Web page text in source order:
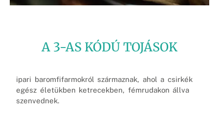
A 3-AS KÓDÚ TOJÁSOK
ipari baromfifarmokról származnak, ahol a csirkék
egész életükben ketrecekben, fémrudakon állva
szenvednek.